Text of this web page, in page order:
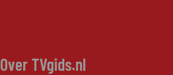
Over TVgids.nl